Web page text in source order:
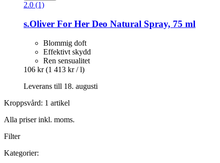
2.0 (1)
s.Oliver For Her Deo Natural Spray, 75 ml
Blommig doft
Effektivt skydd
Ren sensualitet
106 kr (1 413 kr / l)
Leverans till 18. augusti
Kroppsvård: 1 artikel
Alla priser inkl. moms.
Filter
Kategorier: